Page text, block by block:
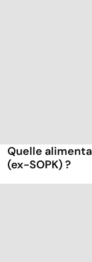
Quelle
(ex-SOPK) ?